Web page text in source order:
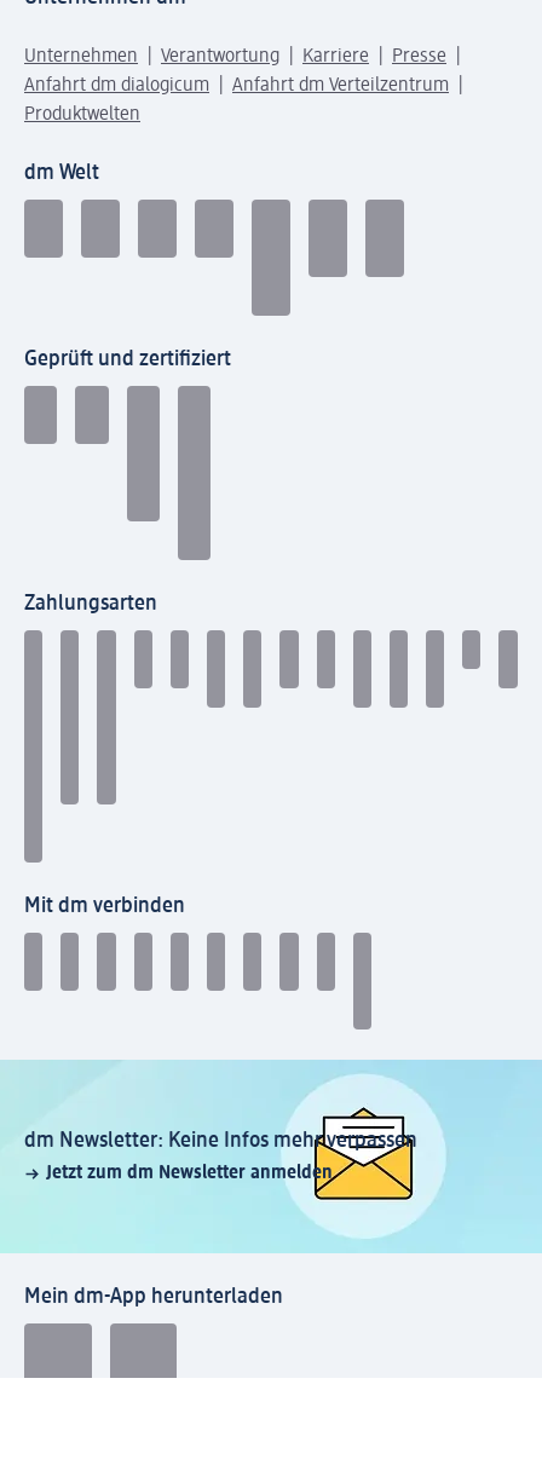
Unternehmen Verantwortung Karriere
Presse
Anfahrt dm dialogicum
Anfahrt dm Verteilzentrum
Produktwelten
dm Welt
Geprüft und zertifiziert
Zahlungsarten
Mit dm verbinden
dm Newsletter: Keine Infos mehr verpassen
Jetzt zum dm Newsletter anmelden
Mein dm-App herunterladen